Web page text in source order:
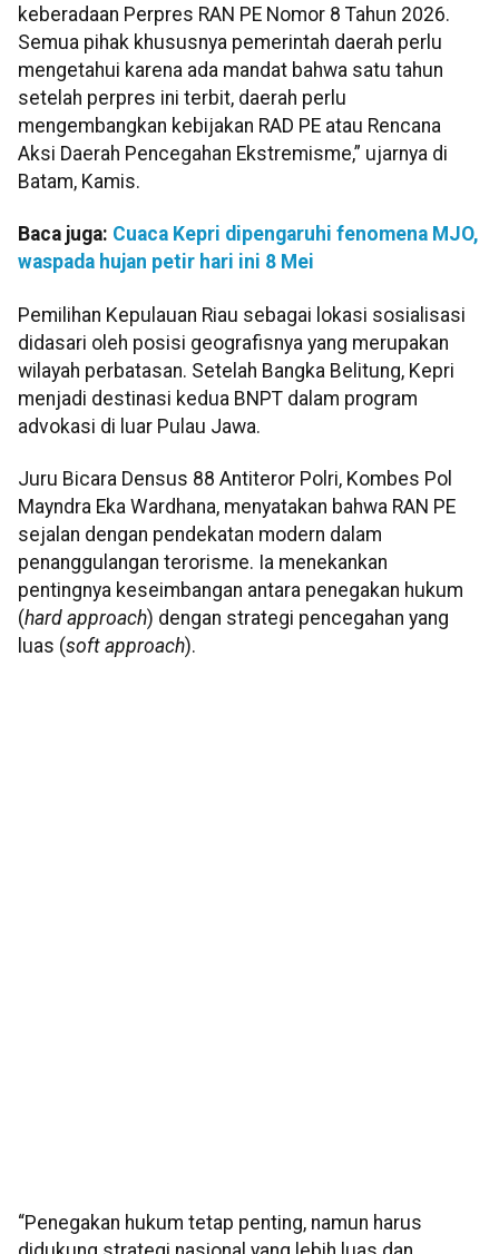
keberadaan Perpres RAN PE Nomor 8 Tahun 2026.
Semua pihak khususnya pemerintah daerah perlu
mengetahui karena ada mandat bahwa satu tahun
setelah perpres ini terbit, daerah perlu
mengembangkan kebijakan RAD PE atau Rencana
Aksi Daerah Pencegahan Ekstremisme,” ujarnya di
Batam, Kamis.
Baca juga: Cuaca Kepri dipengaruhi fenomena MJO,
waspada hujan petir hari ini 8 Mei
Pemilihan Kepulauan Riau sebagai lokasi sosialisasi
didasari oleh posisi geografisnya yang merupakan
wilayah perbatasan. Setelah Bangka Belitung, Kepri
menjadi destinasi kedua BNPT dalam program
advokasi di luar Pulau Jawa.
Juru Bicara Densus 88 Antiteror Polri, Kombes Pol
Mayndra Eka Wardhana, menyatakan bahwa RAN PE
sejalan dengan pendekatan modern dalam
penanggulangan terorisme. Ia menekankan
pentingnya keseimbangan antara penegakan hukum
(hard approach) dengan strategi pencegahan yang
luas (soft approach).
“Penegakan hukum tetap penting, namun harus